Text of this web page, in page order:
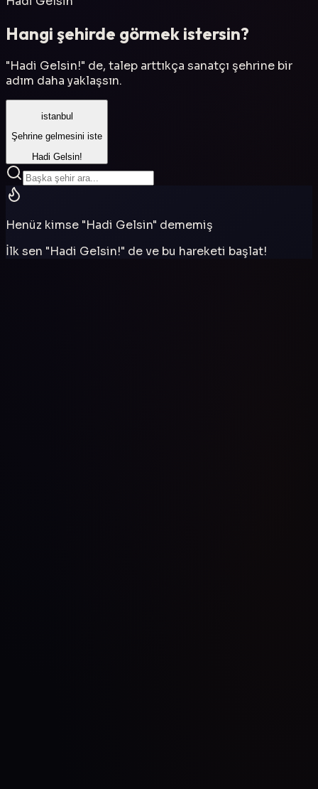
Hangi şehirde görmek istersin?
"Hadi Gelsin!" de, talep arttıkça sanatçı şehrine bir
adım daha yaklaşsın.
istanbul
Şehrine gelmesini iste
Hadi Gelsin!
Henüz kimse "Hadi Gelsin" dememiş
İlk sen "Hadi Gelsin!" de ve bu hareketi başlat!